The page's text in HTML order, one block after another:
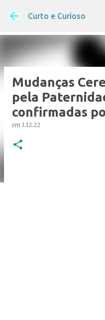
Pular para o
Curto e Curioso
Mudanças
pela
confirmadas
em 1.12.22